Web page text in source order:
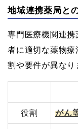
地域連携薬局と
専門医療機関連
者に適切な薬物
割や要件が異なり
役割 がん